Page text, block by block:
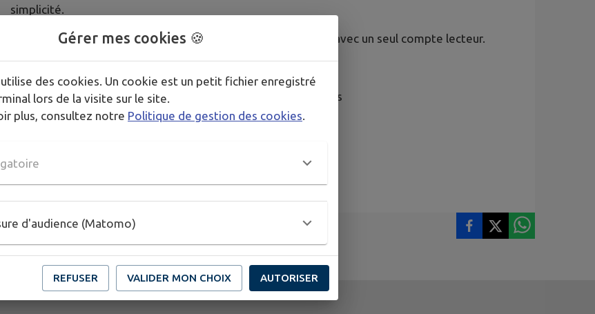
simplicité.
Une carte uniquepour emprunter partout dans le réseau avec un seul compte lecteur.
✨ Un réseau, des bibliothèques, une multitude de découvertes
👉 https://bibliotheques.briedesrivieresetchateaux.fr/
Gérer mes cookies 🍪
des cookies. Un cookie est un petit fichier enregistré
lors de la visite sur le site.
plus, consultez notre Politique de gestion des cookies.
d'audience (Matomo)
REFUSER VALIDER MON CHOIX AUTORISER